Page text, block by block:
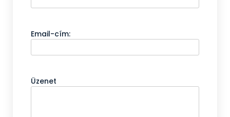
Email-cím:
Üzenet